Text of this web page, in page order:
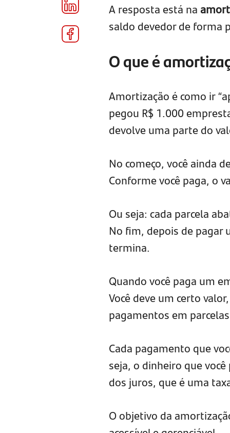
A resposta está na
saldo devedor de forma
O que é
Amortização é como ir
pegou R$ 1.000
devolve uma parte do
No começo, você ainda
Conforme você paga, o
Ou seja: cada parcela
No fim, depois de pagar
termina.
Quando você paga um
Você deve um certo
pagamentos em
Cada pagamento que
seja, o dinheiro que
dos juros, que é uma
O objetivo da